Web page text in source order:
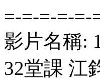
=-=-=-=-=-
影片名稱:
32堂課 江